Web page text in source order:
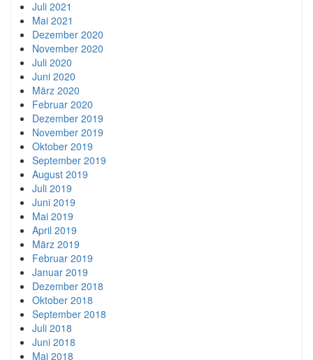
Juli 2021
Mai 2021
Dezember 2020
November 2020
Juli 2020
Juni 2020
März 2020
Februar 2020
Dezember 2019
November 2019
Oktober 2019
September 2019
August 2019
Juli 2019
Juni 2019
Mai 2019
April 2019
März 2019
Februar 2019
Januar 2019
Dezember 2018
Oktober 2018
September 2018
Juli 2018
Juni 2018
Mai 2018